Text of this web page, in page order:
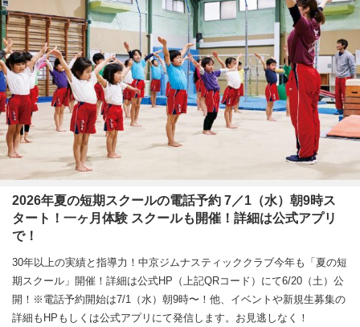
2026年夏の短期スクールの電話予約 7／1（水）朝9時ス
タート！一ヶ月体験 スクールも開催！詳細は公式アプリ
で！
30年以上の実績と指導力！中京ジムナスティッククラブ今年も「夏の短
期スクール」開催！詳細は公式HP（上記QRコード）にて6/20（土）公
開！※電話予約開始は7/1（水）朝9時〜！他、イベントや新規生募集の
詳細もHPもしくは公式アプリにて発信します。お見逃しなく！